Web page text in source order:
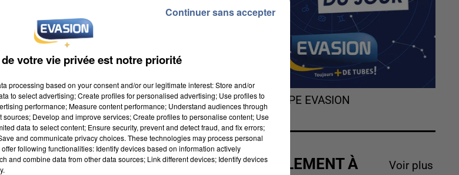
L'HOROSCOPE EVASION
ACTUELLEMENT À
Voir plus
votre vie privée est notre priorité
processing based on your consent and/or our legitimate interest: Store and/or
to select advertising; Create profiles for personalised advertising; Use profiles to
performance; Measure content performance; Understand audiences through
Develop and improve services; Create profiles to personalise content; Use
data to select content; Ensure security, prevent and detect fraud, and fix errors;
and communicate privacy choices. These technologies may process personal
following functionalities: Identify devices based on information actively
and combine data from other data sources; Link different devices; Identify devices
Continuer sans accepter